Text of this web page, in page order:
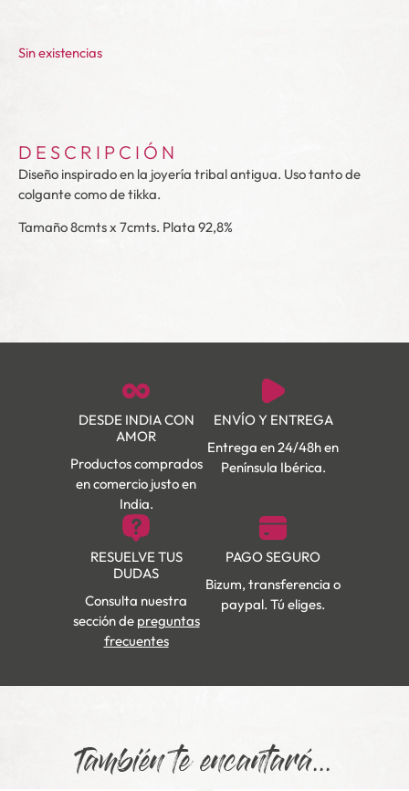
Sin existencias
DESCRIPCIÓN
Diseño inspirado en la joyería tribal antigua. Uso tanto de
colgante como de tikka.
Tamaño 8cmts x 7cmts. Plata 92,8%
DESDE INDIA CON
AMOR
Productos comprados
en comercio justo en
India.
ENVÍO Y ENTREGA
Entrega en 24/48h en
Península Ibérica.
RESUELVE TUS
DUDAS
Consulta nuestra
sección de preguntas
frecuentes
PAGO SEGURO
Bizum, transferencia o
paypal. Tú eliges.
También te encantará...